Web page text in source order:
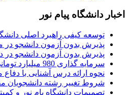
اخبار دانشگاه پیام نور
توسعه کیفی راهبرد اصلی
پذیرش بدون آزمون دانشجو در
پذیرش بدون آزمون دانشجو در
سرمایه گذاری 980 میلیارد تومانی دانشگاه پیام نور
نحوه ارائه درس آشنایی با دفاع
شروط تغییر رشته دانشجویان
تصمیمات دانشگاه یام نور و